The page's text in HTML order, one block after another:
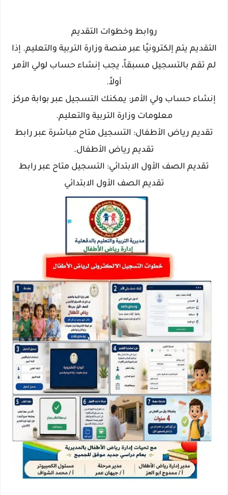
روابط وخطوات التقديم
التقديم يتم إلكترونيًا عبر منصة وزارة التربية والتعليم. إذا
لم تقم بالتسجيل مسبقاً، يجب إنشاء حساب لولي الأمر
أولاً.
إنشاء حساب ولي الأمر: يمكنك التسجيل عبر بوابة مركز
معلومات وزارة التربية والتعليم.
تقديم رياض الأطفال: التسجيل متاح مباشرة عبر رابط
تقديم رياض الأطفال.
تقديم الصف الأول الابتدائي: التسجيل متاح عبر رابط
تقديم الصف الأول الابتدائي